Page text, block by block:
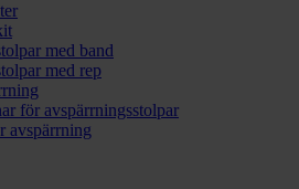
med band
med rep
för avspärrningsstolpar
avspärrning